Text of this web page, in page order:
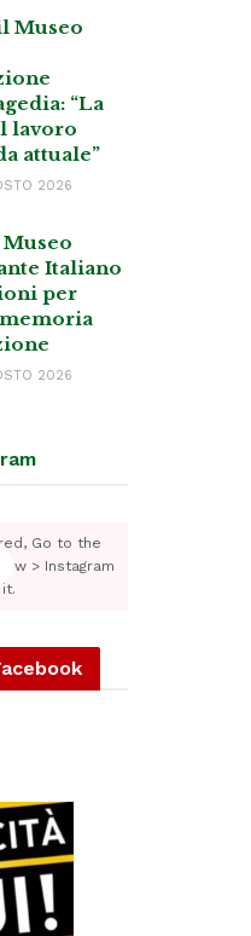
Museo
“La
lavoro
attuale”
2026
Italiano
per
2026
Go to the
> Instagram